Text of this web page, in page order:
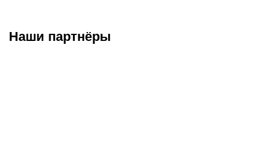
Наши партнёры